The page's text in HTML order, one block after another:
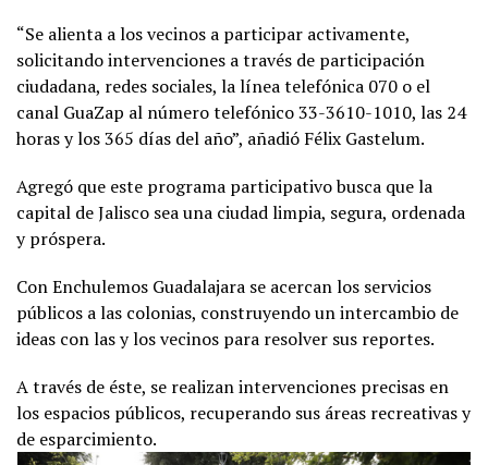
“Se alienta a los vecinos a participar activamente,
solicitando intervenciones a través de participación
ciudadana, redes sociales, la línea telefónica 070 o el
canal GuaZap al número telefónico 33-3610-1010, las 24
horas y los 365 días del año”, añadió Félix Gastelum.
Agregó que este programa participativo busca que la
capital de Jalisco sea una ciudad limpia, segura, ordenada
y próspera.
Con Enchulemos Guadalajara se acercan los servicios
públicos a las colonias, construyendo un intercambio de
ideas con las y los vecinos para resolver sus reportes.
A través de éste, se realizan intervenciones precisas en
los espacios públicos, recuperando sus áreas recreativas y
de esparcimiento.